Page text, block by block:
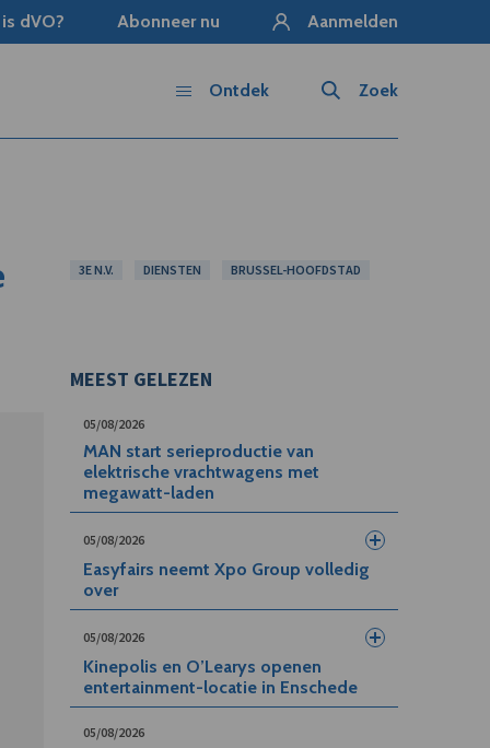
dVO? Abonneer nu Aanmelden
Zoek
Ontdek
3E N.V. DIENSTEN BRUSSEL-HOOFDSTAD
MEEST GELEZEN
05/08/2026
MAN start serieproductie van
elektrische vrachtwagens met
megawatt-laden
05/08/2026
Easyfairs neemt Xpo Group volledig
over
05/08/2026
Kinepolis en O’Learys openen
entertainment-locatie in Enschede
05/08/2026